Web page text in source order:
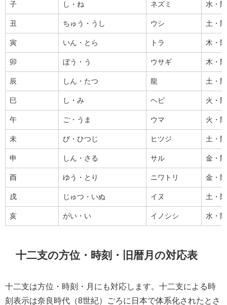
子 し・ね ネズミ 水・陽
丑 ちゅう・うし ウシ 土・陰
寅 いん・とら トラ 木・陽
卯 ぼう・う ウサギ 木・陰
辰 しん・たつ 龍 土・陽
巳 し・み ヘビ 火・陰
午 ご・うま ウマ 火・陽
未 び・ひつじ ヒツジ 土・陰
申 しん・さる サル 金・陽
酉 ゆう・とり ニワトリ 金・陰
戌 じゅつ・いぬ イヌ 土・陽
亥 がい・い イノシシ 水・陰
十二支の方位・時刻・旧暦月の対応表
十二支は方位・時刻・月にも対応します。十二支による時
刻表示は奈良時代（8世紀）ごろに日本で体系化されたとさ